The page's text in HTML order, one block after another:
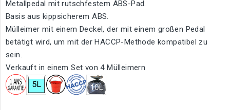
Metallpedal mit rutschfestem ABS-Pad.
Basis aus kippsicherem ABS.
Mülleimer mit einem Deckel, der mit einem großen Pedal
betätigt wird, um mit der HACCP-Methode kompatibel zu
sein.
Verkauft in einem Set von 4 Mülleimern